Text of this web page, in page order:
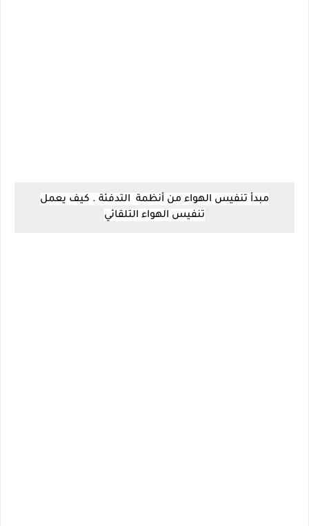
مبدأ تنفيس الهواء من أنظمة التدفئة . كيف يعمل
تنفيس الهواء التلقائي